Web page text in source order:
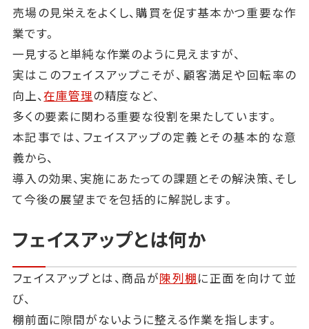
売場の見栄えをよくし、購買を促す基本かつ重要な作
業です。
一見すると単純な作業のように見えますが、
実はこのフェイスアップこそが、顧客満足や回転率の
向上、在庫管理の精度など、
多くの要素に関わる重要な役割を果たしています。
本記事では、フェイスアップの定義とその基本的な意
義から、
導入の効果、実施にあたっての課題とその解決策、そし
て今後の展望までを包括的に解説します。
フェイスアップとは何か
フェイスアップとは、商品が陳列棚に正面を向けて並
び、
棚前面に隙間がないように整える作業を指します。